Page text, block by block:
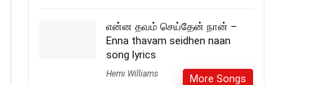
என்ன தவம் செய்தேன் நான் –
Enna thavam seidhen naan
song lyrics
Hemi Williams More Songs